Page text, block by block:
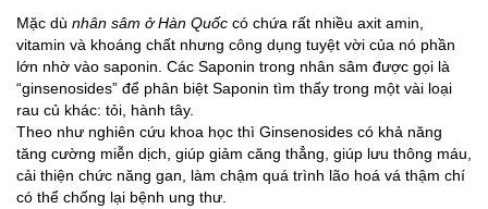
Mặc dù nhân sâm ở Hàn Quốc có chứa rất nhiều axit amin,
vitamin và khoáng chất nhưng công dụng tuyệt vời của nó phần
lớn nhờ vào saponin. Các Saponin trong nhân sâm được gọi là
“ginsenosides” để phân biệt Saponin tìm thấy trong một vài loại
rau củ khác: tỏi, hành tây.
Theo như nghiên cứu khoa học thì Ginsenosides có khả năng
tăng cường miễn dịch, giúp giảm căng thẳng, giúp lưu thông máu,
cải thiện chức năng gan, làm chậm quá trình lão hoá vá thậm chí
có thể chống lại bệnh ung thư.